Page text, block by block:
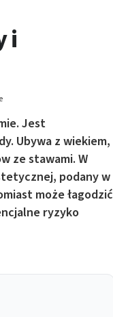
i
Jest
Ubywa z wiekiem,
ze stawami. W
podany w
może łagodzić
ryzyko